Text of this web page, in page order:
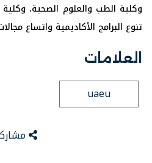
وكلية الطب والعلوم الصحية،
تنوع البرامج الأكاديمية واتساع
العلامات
uaeu